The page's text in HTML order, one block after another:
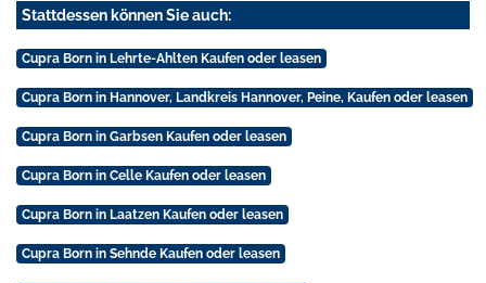
Stattdessen können Sie auch:
Cupra Born in Lehrte-Ahlten Kaufen oder leasen
Cupra Born in Hannover, Landkreis Hannover, Peine, Kaufen oder leasen
Cupra Born in Garbsen Kaufen oder leasen
Cupra Born in Celle Kaufen oder leasen
Cupra Born in Laatzen Kaufen oder leasen
Cupra Born in Sehnde Kaufen oder leasen